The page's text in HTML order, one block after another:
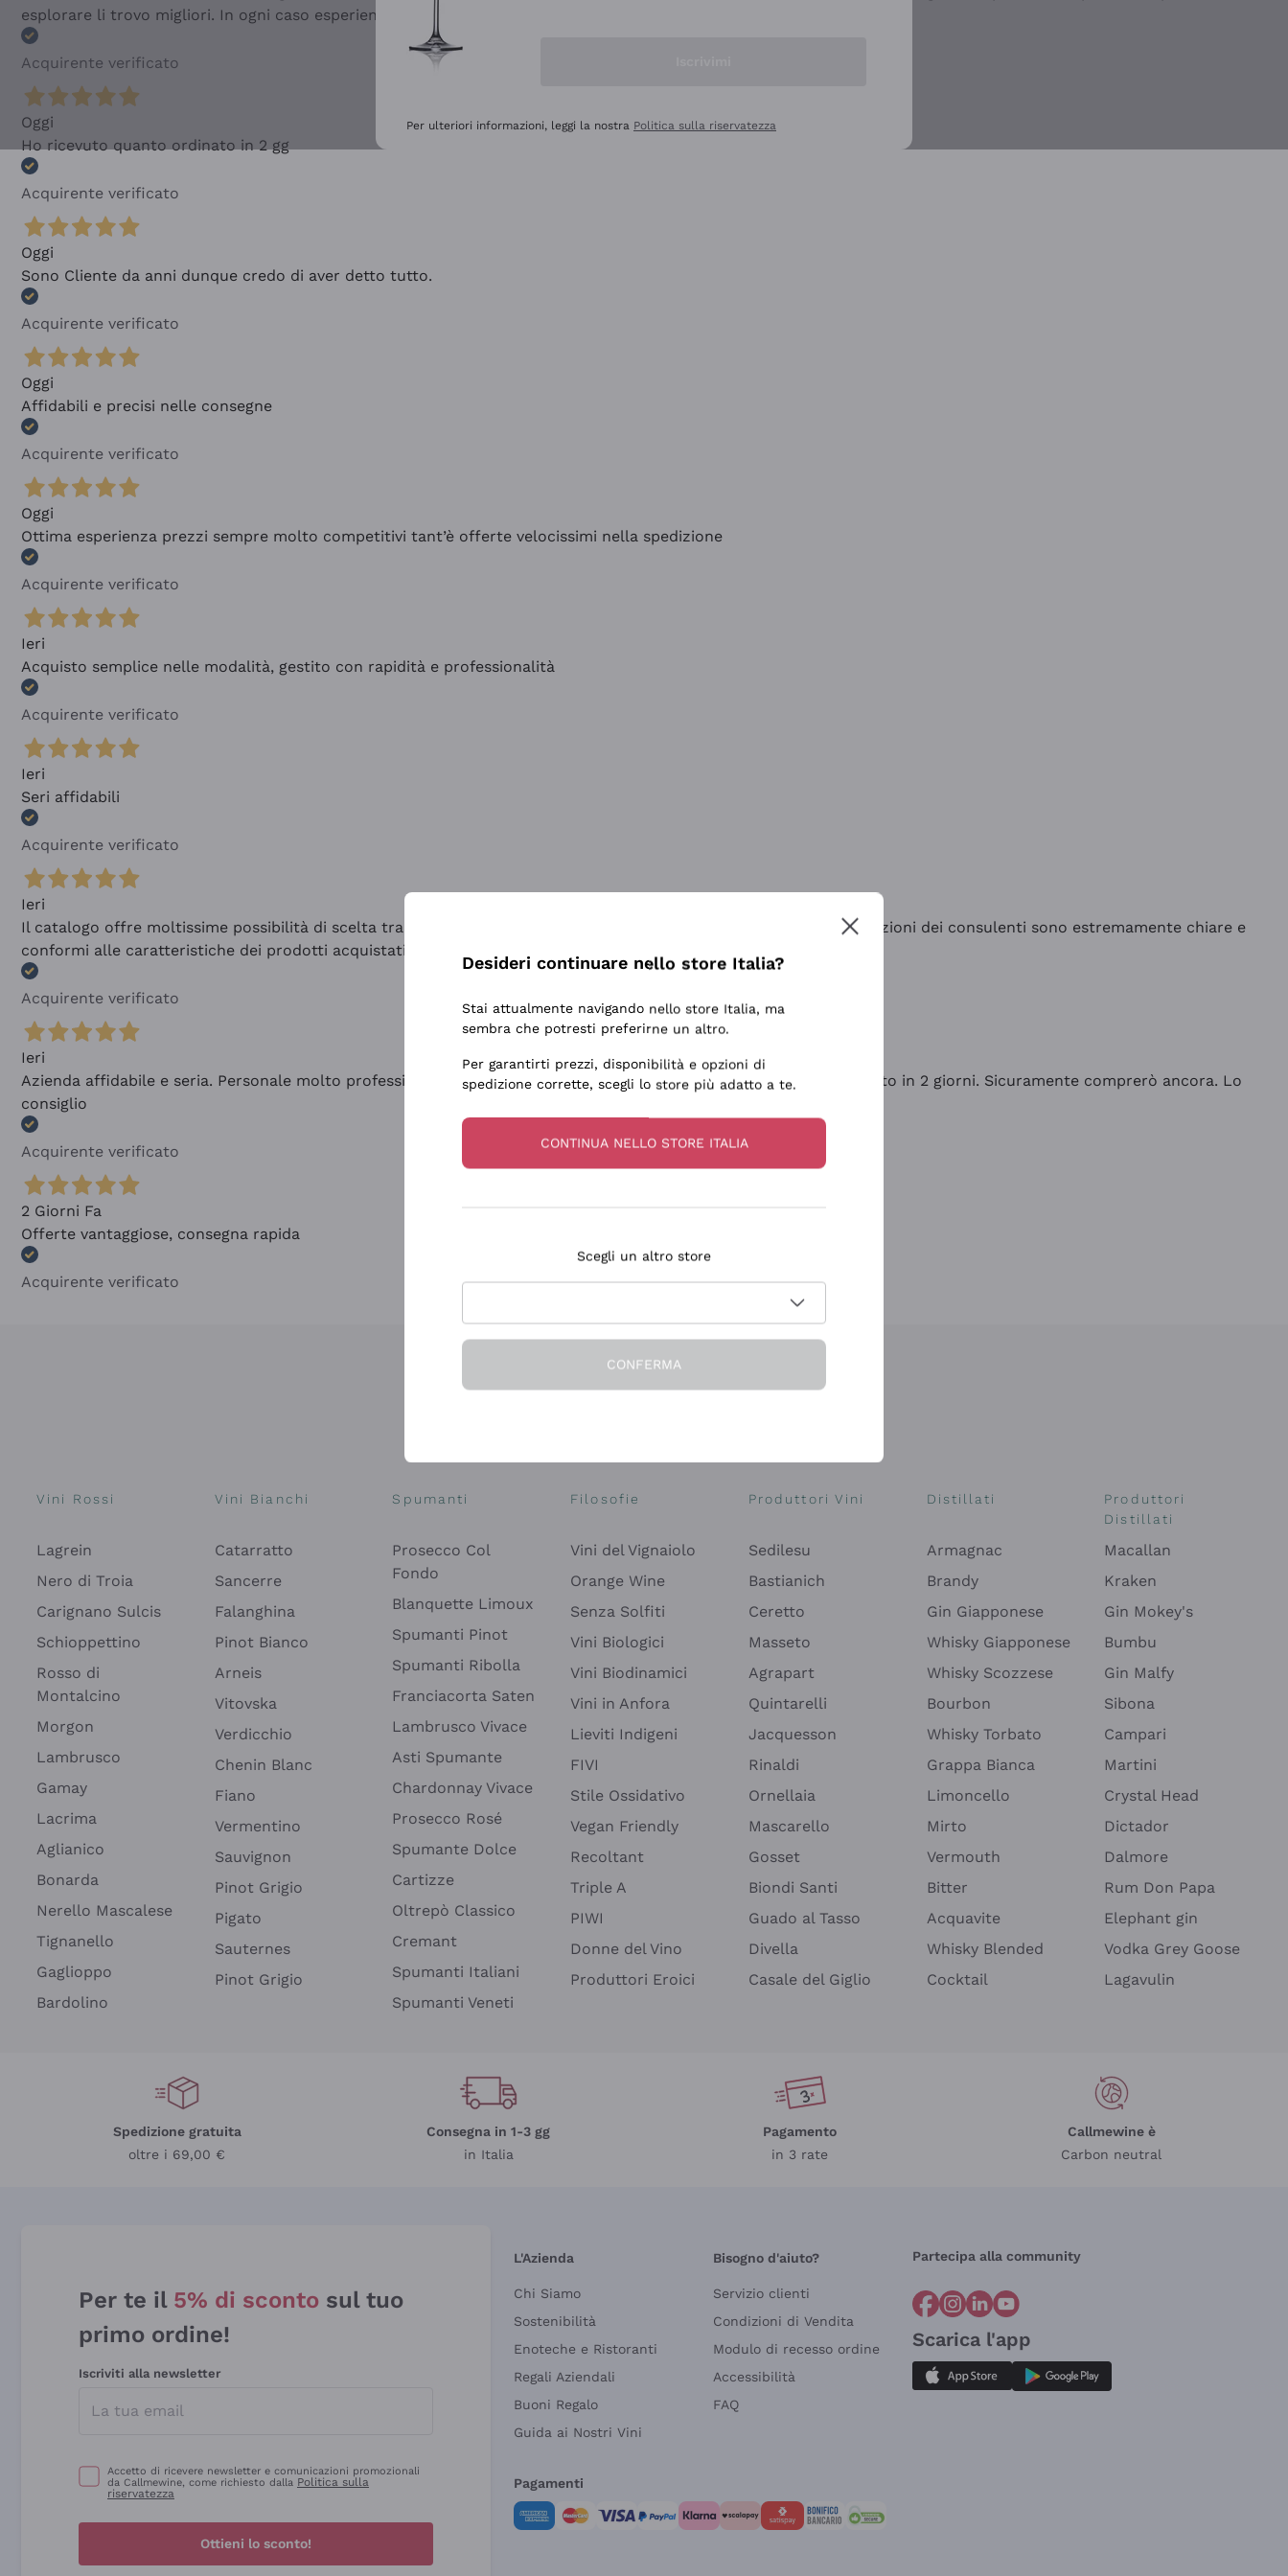
esplorare li trovo migliori. In ogni caso esperienza buona e lo consiglio! 👍
Acquirente verificato
Oggi
Ho ricevuto quanto ordinato in 2 gg
Acquirente verificato
Oggi
Sono Cliente da anni dunque credo di aver detto tutto.
Acquirente verificato
Oggi
Affidabili e precisi nelle consegne
Acquirente verificato
Oggi
Ottima esperienza prezzi sempre molto competitivi tant’è offerte velocissimi nella spedizione
Acquirente verificato
Ieri
Acquisto semplice nelle modalità, gestito con rapidità e professionalità
Acquirente verificato
Ieri
Seri affidabili
Acquirente verificato
Ieri
Il catalogo offre moltissime possibilità di scelta tra tanti prodotti diversi e con un ampio range di prezzo. Le indicazioni dei consulenti sono estremamente chiare e
conformi alle caratteristiche dei prodotti acquistati
Acquirente verificato
Ieri
Azienda affidabile e seria. Personale molto professionale e preparato. Vini ben confezionati e protetti. Pacco arrivato in 2 giorni. Sicuramente comprerò ancora. Lo
consiglio
Acquirente verificato
2 Giorni Fa
Offerte vantaggiose, consegna rapida
Acquirente verificato
Vini Rossi
Lagrein
Nero di Troia
Carignano Sulcis
Schioppettino
Rosso di
Montalcino
Morgon
Lambrusco
Gamay
Lacrima
Aglianico
Bonarda
Nerello Mascalese
Tignanello
Gaglioppo
Bardolino
Vini Bianchi
Catarratto
Sancerre
Falanghina
Pinot Bianco
Arneis
Vitovska
Verdicchio
Chenin Blanc
Fiano
Vermentino
Sauvignon
Pinot Grigio
Pigato
Sauternes
Pinot Grigio
Spumanti
Prosecco Col
Fondo
Blanquette Limoux
Spumanti Pinot
Spumanti Ribolla
Franciacorta Saten
Lambrusco Vivace
Asti Spumante
Chardonnay Vivace
Prosecco Rosé
Spumante Dolce
Cartizze
Oltrepò Classico
Cremant
Spumanti Italiani
Spumanti Veneti
Filosofie
Vini del Vignaiolo
Orange Wine
Senza Solfiti
Vini Biologici
Vini Biodinamici
Vini in Anfora
Lieviti Indigeni
FIVI
Stile Ossidativo
Vegan Friendly
Recoltant
Triple A
PIWI
Donne del Vino
Produttori Eroici
Produttori Vini
Sedilesu
Bastianich
Ceretto
Masseto
Agrapart
Quintarelli
Jacquesson
Rinaldi
Ornellaia
Mascarello
Gosset
Biondi Santi
Guado al Tasso
Divella
Casale del Giglio
Distillati
Armagnac
Brandy
Gin Giapponese
Whisky Giapponese
Whisky Scozzese
Bourbon
Whisky Torbato
Grappa Bianca
Limoncello
Mirto
Vermouth
Bitter
Acquavite
Whisky Blended
Cocktail
Produttori
Distillati
Macallan
Kraken
Gin Mokey's
Bumbu
Gin Malfy
Sibona
Campari
Martini
Crystal Head
Dictador
Dalmore
Rum Don Papa
Elephant gin
Vodka Grey Goose
Lagavulin
Spedizione gratuita
oltre i 69,00 €
Consegna in 1-3 gg
in Italia
Pagamento
in 3 rate
Callmewine è
Carbon neutral
Per te il 5% di sconto sul tuo
primo ordine!
Iscriviti alla newsletter
Accetto di ricevere newsletter e comunicazioni promozionali
da Callmewine, come richiesto dalla Politica sulla
riservatezza
Ottieni lo sconto!
L'Azienda
Chi Siamo
Sostenibilità
Enoteche e Ristoranti
Regali Aziendali
Buoni Regalo
Guida ai Nostri Vini
Bisogno d'aiuto?
Servizio clienti
Condizioni di Vendita
Modulo di recesso ordine
Accessibilità
FAQ
Partecipa alla community
Scarica l'app
Pagamenti
Per ulteriori informazioni, leggi la nostra Politica sulla riservatezza
Desideri continuare nello store Italia?
Stai attualmente navigando nello store Italia, ma
sembra che potresti preferirne un altro.
Per garantirti prezzi, disponibilità e opzioni di
spedizione corrette, scegli lo store più adatto a te.
CONTINUA NELLO STORE ITALIA
Scegli un altro store
CONFERMA